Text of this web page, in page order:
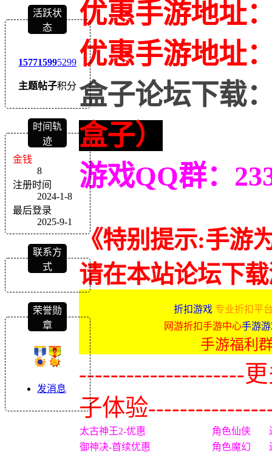
活跃状
态
1577
主题
1599
帖子
5299
积分
时间轨
迹
金钱
8
注册时间
2024-1-8
最后登录
2025-9-1
联系方
式
荣誉勋
章
发消息
优惠手游地址
优惠手游地址
盒子论坛下载
盒子）
游戏QQ群：
《特别提示:手游
请在本站论坛下
折扣游戏 专业折扣平
网游折扣手游中心手游
手游福利
---------------------
子体验
太古神王2-优惠 角色仙侠
御神决-首续优惠
角色魔幻